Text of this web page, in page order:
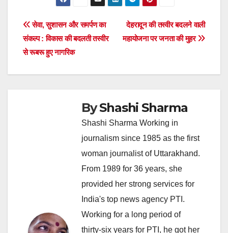
Post
navigation
देहरादून की तस्वीर बदलने वाली
महायोजना पर जनता की मुहर
सेवा, सुशासन और समर्पण का
संकल्प : विकास की बदलती तस्वीर
से रूबरू हुए नागरिक
ByShashi Sharma
Shashi Sharma Working in
journalism since 1985 as the first
woman journalist of Uttarakhand.
From 1989 for 36 years, she
provided her strong services for
India's top news agency PTI.
Working for a long period of
thirty-six years for PTI, he got her